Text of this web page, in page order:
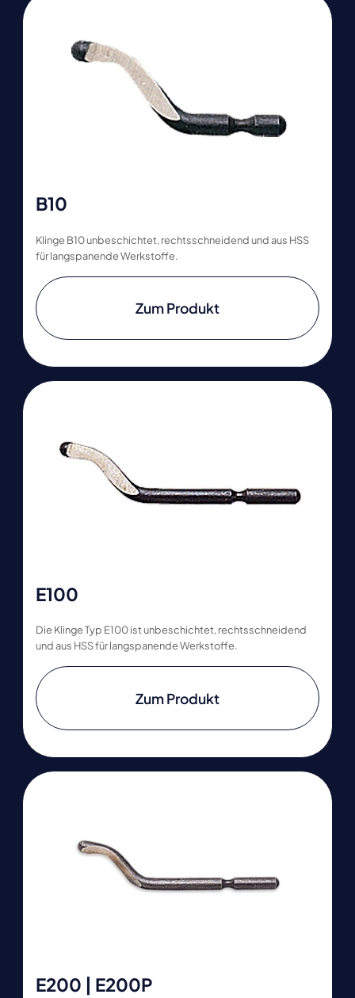
B10
Klinge B10 unbeschichtet, rechtsschneidend und aus HSS
für langspanende Werkstoffe.
Zum Produkt
E100
Die Klinge Typ E100 ist unbeschichtet, rechtsschneidend
und aus HSS für langspanende Werkstoffe.
Zum Produkt
E200 | E200P